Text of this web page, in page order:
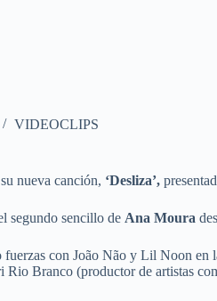
VIDEOCLIPS
nueva canción, ‘Desliza’,
segundo sencillo de Ana Moura
con João Não y Lil Noon
Rio Branco (productor de artistas